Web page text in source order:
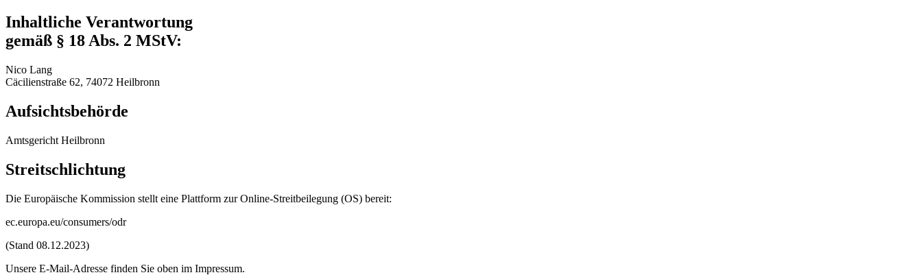
Inhaltliche Verantwortung
gemäß § 18 Abs. 2 MStV:
Nico Lang
Cäcilienstraße 62, 74072 Heilbronn
Aufsichtsbehörde
Amtsgericht Heilbronn
Streitschlichtung
Die Europäische Kommission stellt eine Plattform zur Online-Streitbeilegung (OS) bereit:
ec.europa.eu/consumers/odr
(Stand 08.12.2023)
Unsere E-Mail-Adresse finden Sie oben im Impressum.